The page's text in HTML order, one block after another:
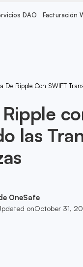
DAO Facturación
De Ripple Con SWIFT
las
OneSafe
onOctober 31,